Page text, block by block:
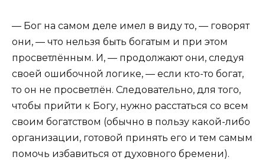
— Бог на самом деле имел в виду то, — говорят
они, — что нельзя быть богатым и при этом
просветлённым. И, — продолжают они, следуя
своей ошибочной логике, — если кто-то богат,
то он не просветлён. Следовательно, для того,
чтобы прийти к Богу, нужно расстаться со всем
своим богатством (обычно в пользу какой-либо
организации, готовой принять его и тем самым
помочь избавиться от духовного бремени).